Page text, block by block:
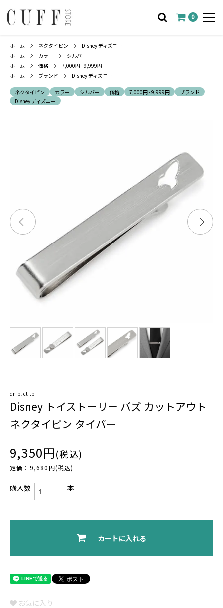
0
ホーム ネクタイピン
Disney ディズニー
ホーム
カラー
シルバー
ホーム
価格
7,000円 - 9,999円
ホーム
ブランド Disney ディズニー
ネクタイピン カラー シルバー 価格 7,000円 - 9,999円
ブランド
Disney ディズニー
dn-bl-ct-tb
Disney トイストーリー バズ カットアウト
ネクタイピン タイバー
9,350円(税込)
定価：9,680円(税込)
購入数 本
カートに入れる
お気に入り